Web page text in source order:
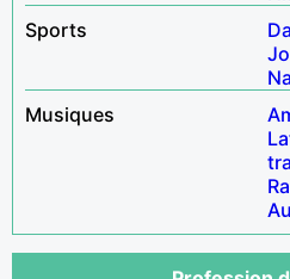
Sports
Musiques